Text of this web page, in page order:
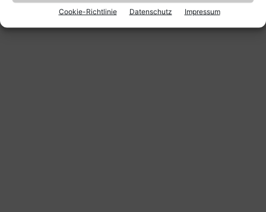
Cookie-Richtlinie Datenschutz Impressum